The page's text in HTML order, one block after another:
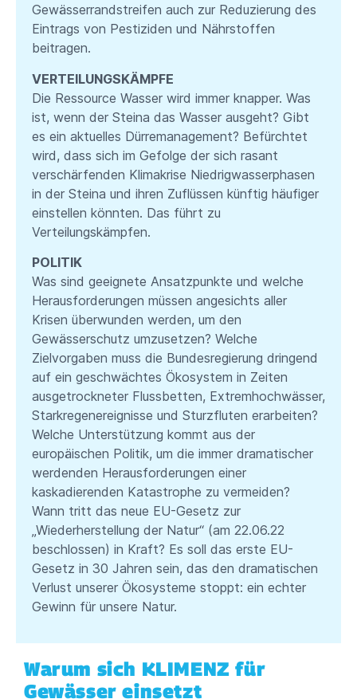
Gewässerrandstreifen auch zur Reduzierung des
Eintrags von Pestiziden und Nährstoffen
beitragen.
VERTEILUNGSKÄMPFE
Die Ressource Wasser wird immer knapper. Was
ist, wenn der Steina das Wasser ausgeht? Gibt
es ein aktuelles Dürremanagement? Befürchtet
wird, dass sich im Gefolge der sich rasant
verschärfenden Klimakrise Niedrigwasserphasen
in der Steina und ihren Zuflüssen künftig häufiger
einstellen könnten. Das führt zu
Verteilungskämpfen.
POLITIK
Was sind geeignete Ansatzpunkte und welche
Herausforderungen müssen angesichts aller
Krisen überwunden werden, um den
Gewässerschutz umzusetzen? Welche
Zielvorgaben muss die Bundesregierung dringend
auf ein geschwächtes Ökosystem in Zeiten
ausgetrockneter Flussbetten, Extremhochwässer,
Starkregenereignisse und Sturzfluten erarbeiten?
Welche Unterstützung kommt aus der
europäischen Politik, um die immer dramatischer
werdenden Herausforderungen einer
kaskadierenden Katastrophe zu vermeiden?
Wann tritt das neue EU-Gesetz zur
„Wiederherstellung der Natur“ (am 22.06.22
beschlossen) in Kraft? Es soll das erste EU-
Gesetz in 30 Jahren sein, das den dramatischen
Verlust unserer Ökosysteme stoppt: ein echter
Gewinn für unsere Natur.
Warum sich KLIMENZ für
Gewässer einsetzt